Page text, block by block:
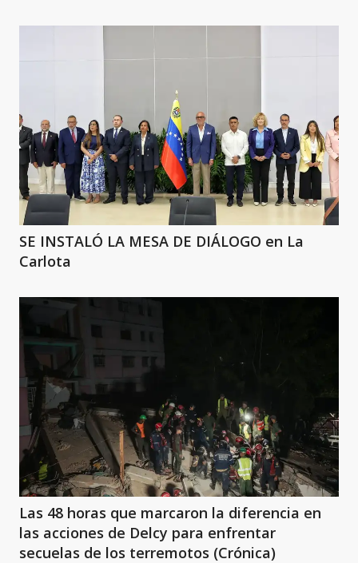
SE INSTALÓ LA MESA DE DIÁLOGO en La
Carlota
Las 48 horas que marcaron la diferencia en
las acciones de Delcy para enfrentar
secuelas de los terremotos (Crónica)